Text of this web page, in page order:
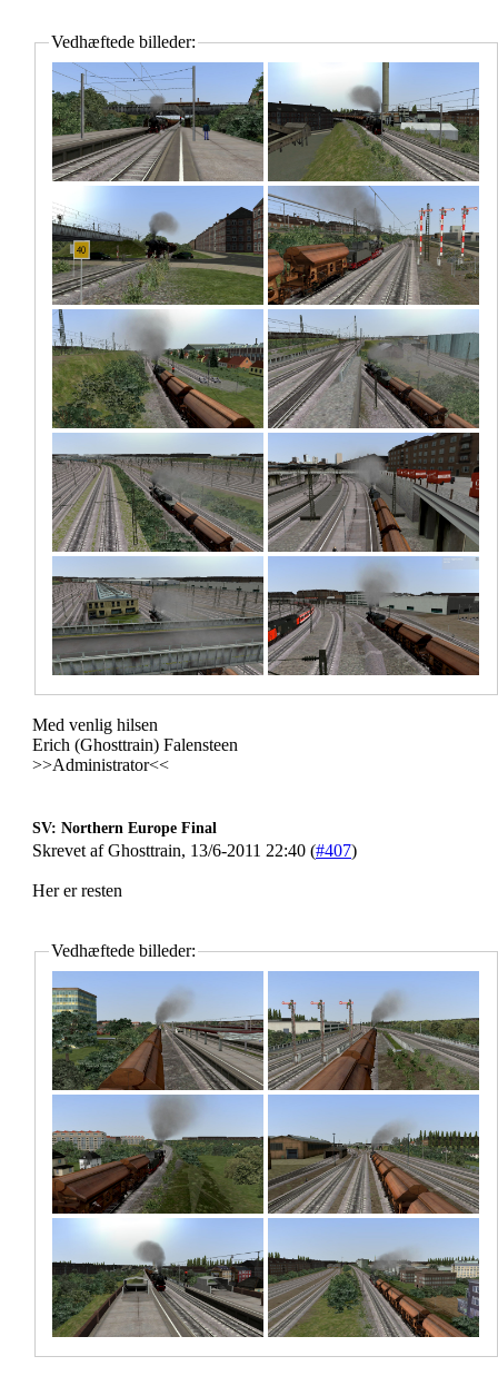
Vedhæftede billeder:
Med venlig hilsen
Erich (Ghosttrain) Falensteen
>>Administrator<<
SV: Northern Europe Final
Skrevet af Ghosttrain, 13/6-2011 22:40 (#407)
Her er resten
Vedhæftede billeder: